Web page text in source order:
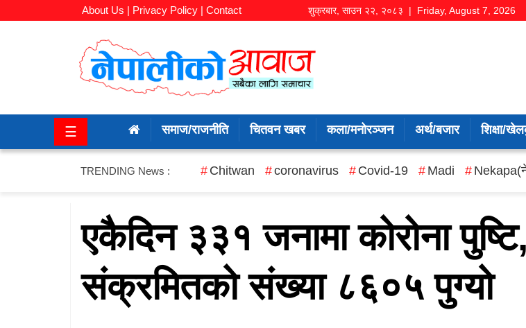
About Us | Privacy Policy | Contact शुक्रबार, साउन २२, २०८३ | Friday, August 7, 2026
राजनीति
☰ समाज/राजनीति चितवन खबर कला/मनोरञ्जन अर्थ/बजार शिक्षा/
TRENDING News : Chitwan coronavirus Covid-19 Madi
एकैदिन ३३१ जनामा कोरोना पुष्टि,
संक्रमितको संख्या ८६०५ पुग्यो